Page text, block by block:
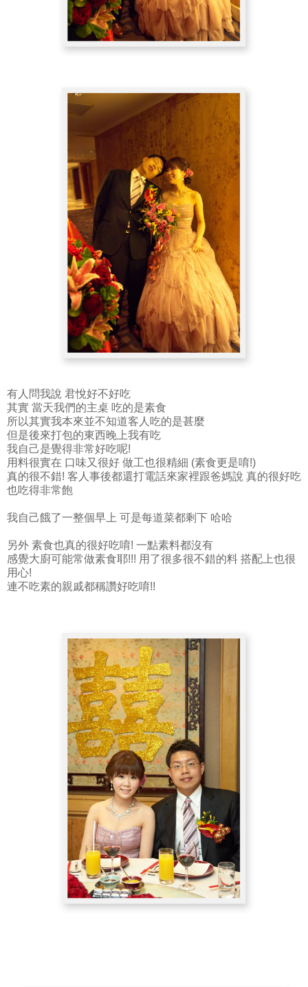
有人問我說 君悅好不好吃
其實 當天我們的主桌 吃的是素食
所以其實我本來並不知道客人吃的是甚麼
但是後來打包的東西晚上我有吃
我自己是覺得非常好吃呢!
用料很實在 口味又很好 做工也很精細 (素食更是唷!)
真的很不錯! 客人事後都還打電話來家裡跟爸媽說 真的很好吃
也吃得非常飽
我自己餓了一整個早上 可是每道菜都剩下 哈哈
另外 素食也真的很好吃唷! 一點素料都沒有
感覺大廚可能常做素食耶!!! 用了很多很不錯的料 搭配上也很
用心!
連不吃素的親戚都稱讚好吃唷!!